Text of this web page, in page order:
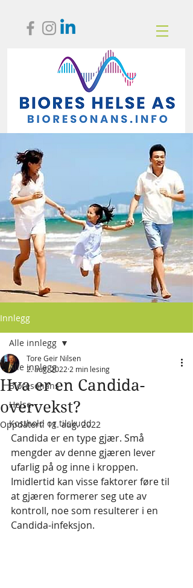
Innlegg
Alle innlegg
Bioresonans
Helse
Kosthold og tilskudd
Alle innlegg
Hva er en Candida-
overvekst?
Tore Geir Nilsen
2. aug. 2022 2 min lesing
Oppdatert: 11. aug. 2022
Candida er en type gjær. Små
mengder av denne gjæren lever
ufarlig på og inne i kroppen.
Imidlertid kan visse faktorer føre til
at gjæren formerer seg ute av
kontroll, noe som resulterer i en
Candida-infeksjon.